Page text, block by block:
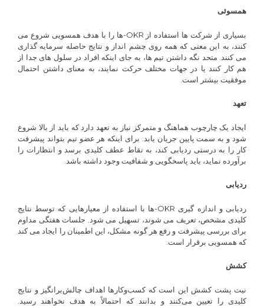
همسوئی
بسیاری از شرکت ها استفاده از OKR-ها را با هدف همسویی شروع می
کنند، به این معنی که همه روی چشم انداز و نتایج حاصله سرمایه گذاری
می کنند. متحد نگه داشتن تیم ها، به جای اینکه افراد در سلول های جدا از
هم کار کنند یا در جهات مختلف حرکت نمایند، به معنای داشتن احتمال
موفقیت بیشتر است.
تعهد
ایجاد یک چارچوب هماهنگ و متمرکز نیاز به تعهد دارد که باید از بالا شروع
شود و به سمت پایین جریان یابد. برای اینکه هر عضو تیم بتواند پیشرفت
کار را به درستی ردیابی کند، به نقاط عطف کلیدی برسد و انتظارات را
برآورده نماید، باید پاسخگویی و شفافیت وجود داشته باشد.
ردیابی
ردیابی و اندازه گیری OKR-ها با استفاده از معیارهایی که توسط نتایج
کلیدی مشخص، تعریف می شوند، تسهیل می شود. جلسات هفتگی مداوم
برای بررسی پیشرفت و رفع هر گونه مشکل، این اطمینان را ایجاد می کند
که همسویی برقرار است.
کشش
نیت پشت کشش این است که کسب‌وکارها اهداف چالش‌برانگیز و نتایج
کلیدی را تعیین می‌کنند و بدانند که احتمالاً به هدف نخواهند رسید.